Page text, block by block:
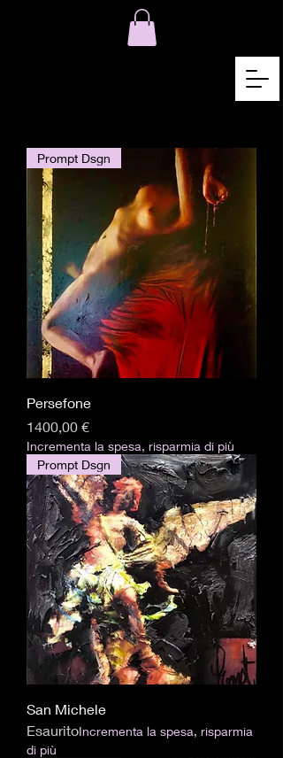
Prompt Dsgn
Persefone
Prezzo
1400,00 €
Incrementa la spesa, risparmia di più
Prompt Dsgn
San Michele
EsauritoIncrementa la spesa, risparmia
di più